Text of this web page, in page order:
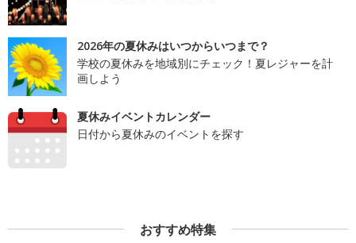
2026年の夏休みはいつからいつまで？
学校の夏休みを地域別にチェック！夏レジャーを計
画しよう
夏休みイベントカレンダー
日付から夏休みのイベントを探す
おすすめ特集